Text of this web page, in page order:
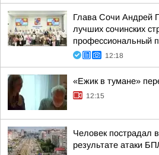
Глава Сочи Андрей
лучших сочинских
профессиональный
12:18
«Ежик в тумане»
12:15
Человек пострадал
результате атаки